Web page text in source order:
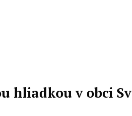
hliadkou v obci